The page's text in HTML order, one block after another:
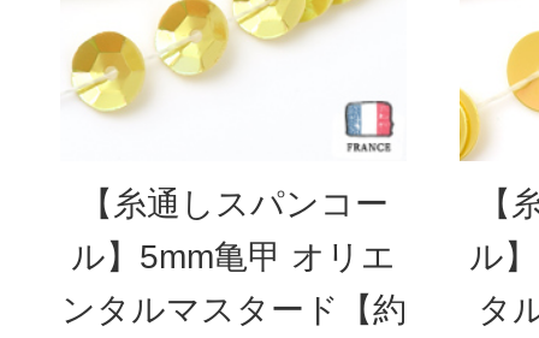
【糸通しスパンコー
ル】5mm亀甲 オリエ
ンタルマスタード【約
【
ル
タ